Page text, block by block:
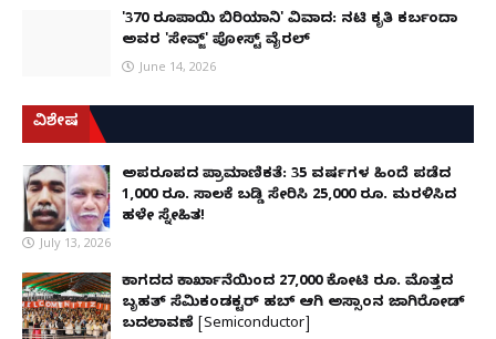
'370 ರೂಪಾಯಿ ಬಿರಿಯಾನಿ' ವಿವಾದ: ನಟಿ ಕೃತಿ ಕರ್ಬಂದಾ
ಅವರ 'ಸೇವ್ಜ್' ಪೋಸ್ಟ್ ವೈರಲ್
June 14, 2026
ವಿಶೇಷ
ಅಪರೂಪದ ಪ್ರಾಮಾಣಿಕತೆ: 35 ವರ್ಷಗಳ ಹಿಂದೆ ಪಡೆದ
1,000 ರೂ. ಸಾಲಕ್ಕೆ ಬಡ್ಡಿ ಸೇರಿಸಿ 25,000 ರೂ. ಮರಳಿಸಿದ
ಹಳೇ ಸ್ನೇಹಿತ!
July 13, 2026
ಕಾಗದದ ಕಾರ್ಖಾನೆಯಿಂದ 27,000 ಕೋಟಿ ರೂ. ಮೊತ್ತದ
ಬೃಹತ್ ಸೆಮಿಕಂಡಕ್ಟರ್ ಹಬ್ ಆಗಿ ಅಸ್ಸಾಂನ ಜಾಗಿರೋಡ್
ಬದಲಾವಣೆ [Semiconductor]